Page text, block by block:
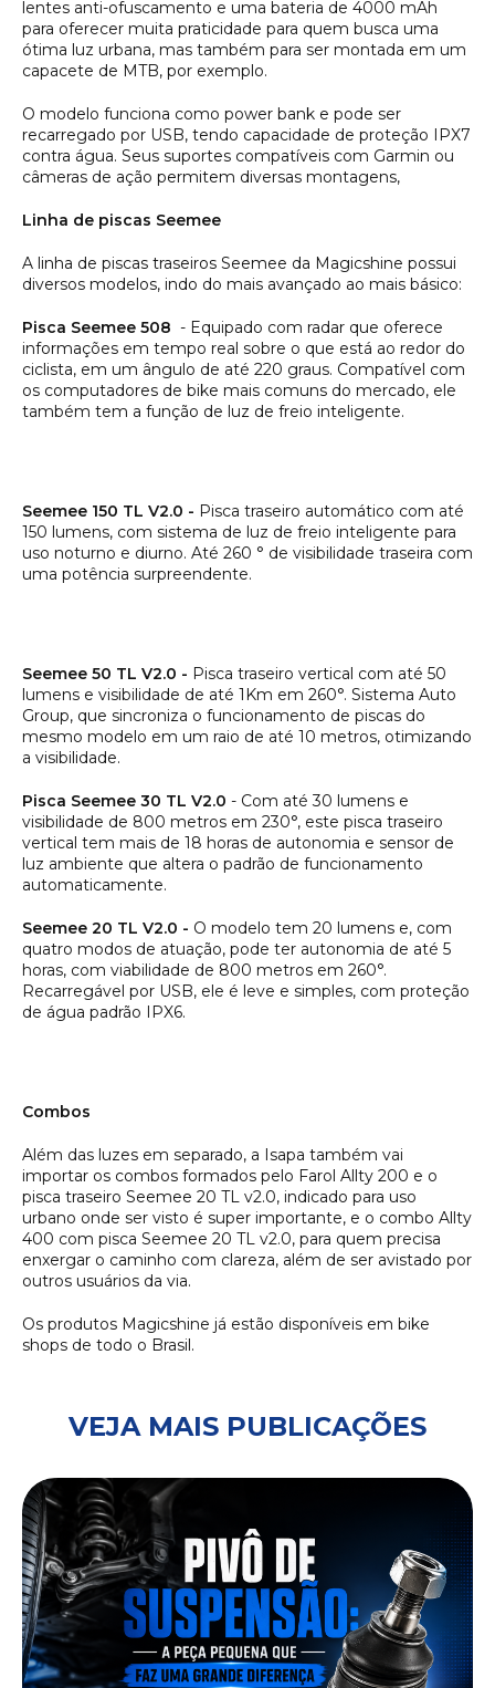
lentes anti-ofuscamento e uma bateria de 4000 mAh
para oferecer muita praticidade para quem busca uma
ótima luz urbana, mas também para ser montada em um
capacete de MTB, por exemplo.
O modelo funciona como power bank e pode ser
recarregado por USB, tendo capacidade de proteção IPX7
contra água. Seus suportes compatíveis com Garmin ou
câmeras de ação permitem diversas montagens,
Linha de piscas Seemee
A linha de piscas traseiros Seemee da Magicshine possui
diversos modelos, indo do mais avançado ao mais básico:
Pisca Seemee 508 - Equipado com radar que oferece
informações em tempo real sobre o que está ao redor do
ciclista, em um ângulo de até 220 graus. Compatível com
os computadores de bike mais comuns do mercado, ele
também tem a função de luz de freio inteligente.
Seemee 150 TL V2.0 - Pisca traseiro automático com até
150 lumens, com sistema de luz de freio inteligente para
uso noturno e diurno. Até 260 ° de visibilidade traseira com
uma potência surpreendente.
Seemee 50 TL V2.0 - Pisca traseiro vertical com até 50
lumens e visibilidade de até 1Km em 260°. Sistema Auto
Group, que sincroniza o funcionamento de piscas do
mesmo modelo em um raio de até 10 metros, otimizando
a visibilidade.
Pisca Seemee 30 TL V2.0 - Com até 30 lumens e
visibilidade de 800 metros em 230°, este pisca traseiro
vertical tem mais de 18 horas de autonomia e sensor de
luz ambiente que altera o padrão de funcionamento
automaticamente.
Seemee 20 TL V2.0 - O modelo tem 20 lumens e, com
quatro modos de atuação, pode ter autonomia de até 5
horas, com viabilidade de 800 metros em 260°.
Recarregável por USB, ele é leve e simples, com proteção
de água padrão IPX6.
Combos
Além das luzes em separado, a Isapa também vai
importar os combos formados pelo Farol Allty 200 e o
pisca traseiro Seemee 20 TL v2.0, indicado para uso
urbano onde ser visto é super importante, e o combo Allty
400 com pisca Seemee 20 TL v2.0, para quem precisa
enxergar o caminho com clareza, além de ser avistado por
outros usuários da via.
Os produtos Magicshine já estão disponíveis em bike
shops de todo o Brasil.
VEJA MAIS PUBLICAÇÕES